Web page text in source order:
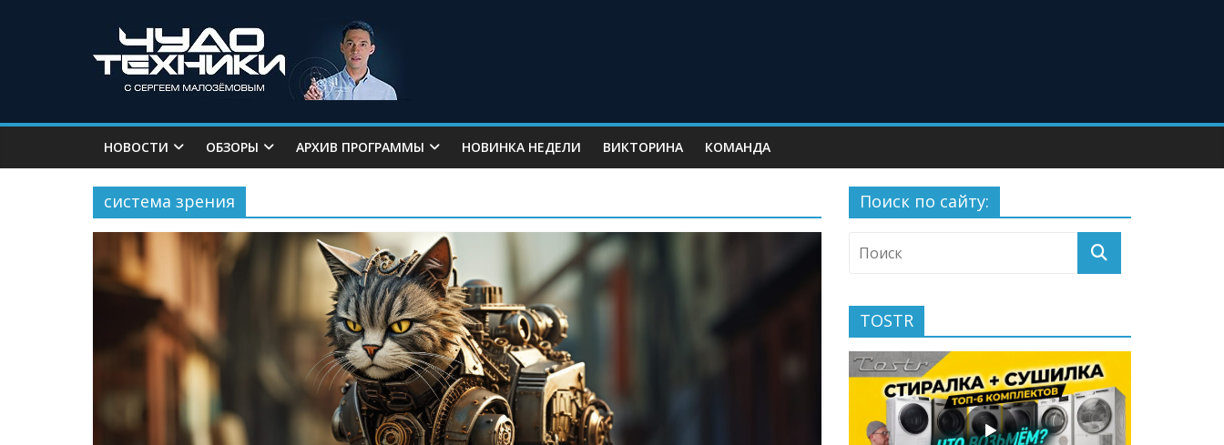
НОВОСТИ ОБЗОРЫ АРХИВ ПРОГРАММЫ НОВИНКА НЕДЕЛИ ВИКТОРИНА КОМАНДА
система зрения Поиск по сайту:
TOSTR